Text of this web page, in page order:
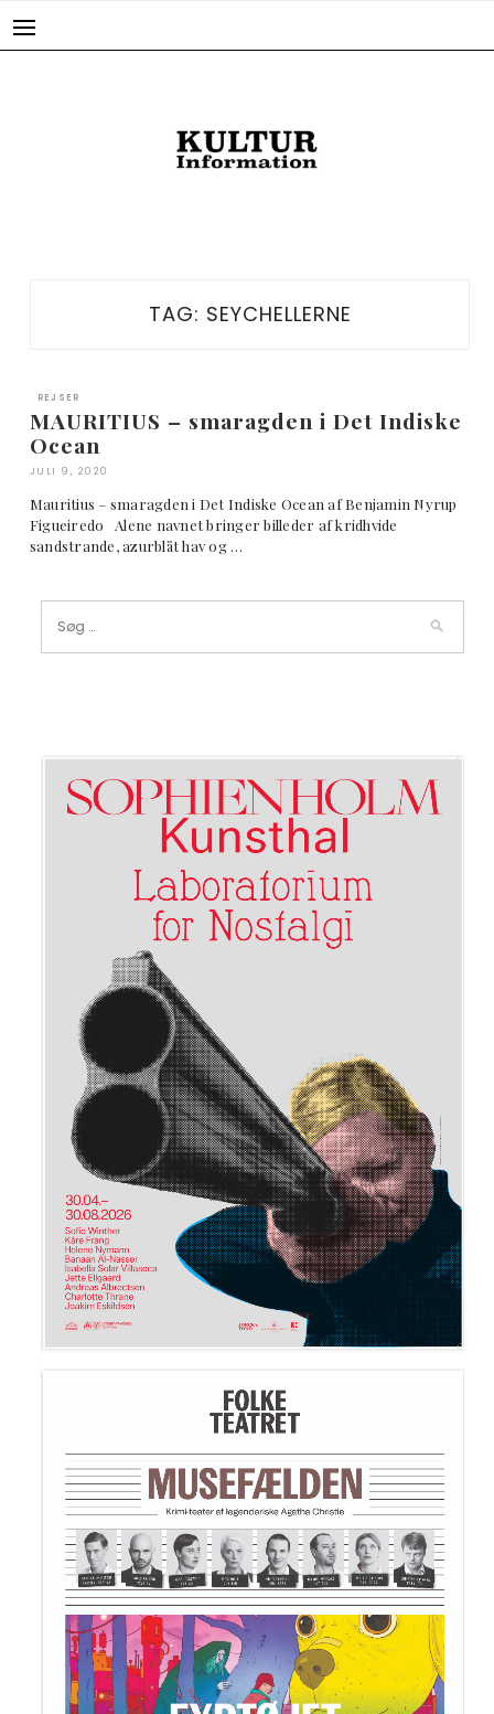
TAG: SEYCHELLERNE
REJSER
MAURITIUS – smaragden i Det Indiske
Ocean
JULI 9, 2020
Mauritius – smaragden i Det Indiske Ocean af Benjamin Nyrup
Figueiredo Alene navnet bringer billeder af kridhvide
sandstrande, azurblåt hav og …